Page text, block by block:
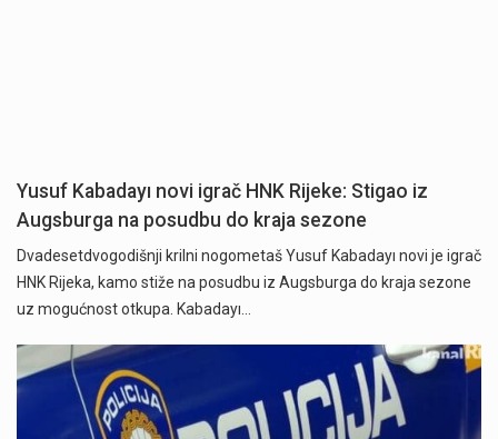
Yusuf Kabadayı novi igrač HNK Rijeke: Stigao iz
Augsburga na posudbu do kraja sezone
Dvadesetdvogodišnji krilni nogometaš Yusuf Kabadayı novi je igrač
HNK Rijeka, kamo stiže na posudbu iz Augsburga do kraja sezone
uz mogućnost otkupa. Kabadayı…